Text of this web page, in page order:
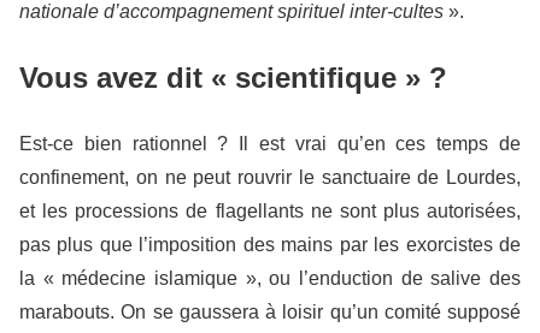
nationale d’accompagnement spirituel inter-cultes ».
Vous avez dit « scientifique » ?
Est-ce bien rationnel ? Il est vrai qu’en ces temps de
confinement, on ne peut rouvrir le sanctuaire de Lourdes,
et les processions de flagellants ne sont plus autorisées,
pas plus que l’imposition des mains par les exorcistes de
la « médecine islamique », ou l’enduction de salive des
marabouts. On se gaussera à loisir qu’un comité supposé